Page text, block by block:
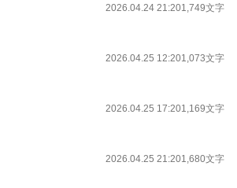
位)
位)
2026.04.24 21:201,749文字
2026.04.25 12:201,073文字
2026.04.25 17:201,169文字
2026.04.25 21:201,680文字